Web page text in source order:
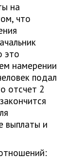
на
что
это
намерении
подал
отсчет 2
выплаты и